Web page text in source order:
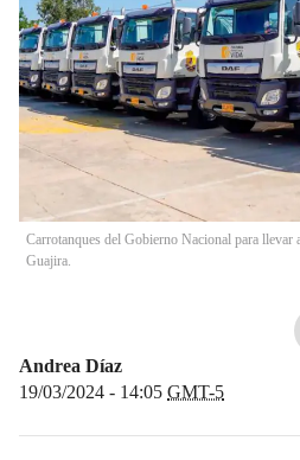
Carrotanques del Gobierno Nacional para llevar
Guajira.
Andrea Díaz
19/03/2024 - 14:05 GMT-5